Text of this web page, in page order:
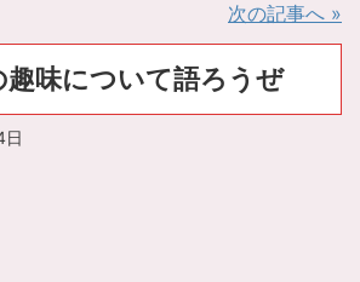
次の記事へ »
趣味について語ろうぜ
日